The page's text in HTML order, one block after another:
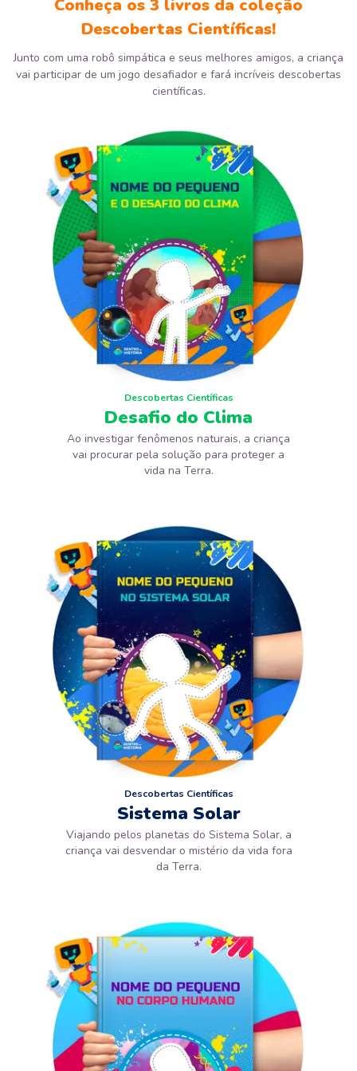
Conheça os 3 livros da coleção
Descobertas Científicas!
Junto com uma robô simpática e seus melhores amigos, a criança
vai participar de um jogo desafiador e fará incríveis descobertas
científicas.
Descobertas Científicas
Desafio do Clima
Ao investigar fenômenos naturais, a criança
vai procurar pela solução para proteger a
vida na Terra.
Descobertas Científicas
Sistema Solar
Viajando pelos planetas do Sistema Solar, a
criança vai desvendar o mistério da vida fora
da Terra.